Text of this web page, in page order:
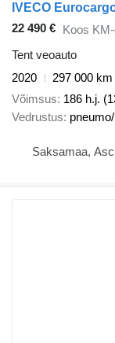
IVECO
22 490 € Koos
Tent veoauto
2020
297 000 km
Võimsus 186 h.j.
Vedrustus
Saksamaa,